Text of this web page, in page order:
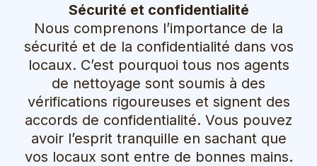
Sécurité et confidentialité
Nous comprenons l’importance de la
sécurité et de la confidentialité dans vos
locaux. C’est pourquoi tous nos agents
de nettoyage sont soumis à des
vérifications rigoureuses et signent des
accords de confidentialité. Vous pouvez
avoir l’esprit tranquille en sachant que
vos locaux sont entre de bonnes mains.